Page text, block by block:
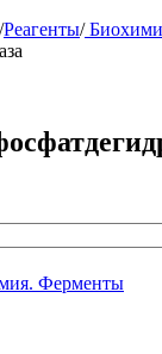
/Реагенты/
Ферменты